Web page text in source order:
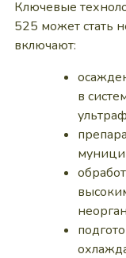
Ключевые
525 может стать
включают:
в